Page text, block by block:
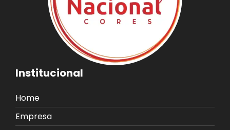
Institucional
Home
Empresa